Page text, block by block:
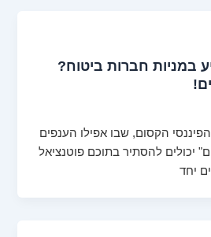
במניות חברות ביטוח?
הקסום, שבו אפילו הענפים
יכולים להסתיר בתוכם פוטנציאל
יחד